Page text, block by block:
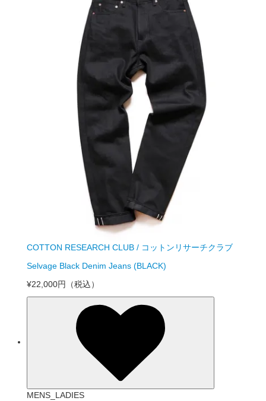
COTTON RESEARCH CLUB / コットンリサーチクラブ
Selvage Black Denim Jeans (BLACK)
¥22,000円
（税込）
MENS_LADIES